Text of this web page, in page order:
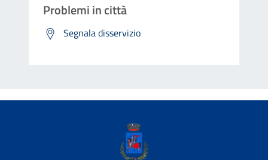
Problemi in città
Segnala disservizio